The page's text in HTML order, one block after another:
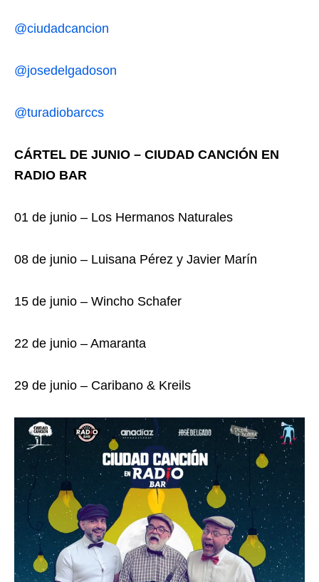
@ciudadcancion
@josedelgadoson
@turadiobarccs
CÁRTEL DE JUNIO – CIUDAD CANCIÓN EN
RADIO BAR
01 de junio – Los Hermanos Naturales
08 de junio – Luisana Pérez y Javier Marín
15 de junio – Wincho Schafer
22 de junio – Amaranta
29 de junio – Caribano & Kreils